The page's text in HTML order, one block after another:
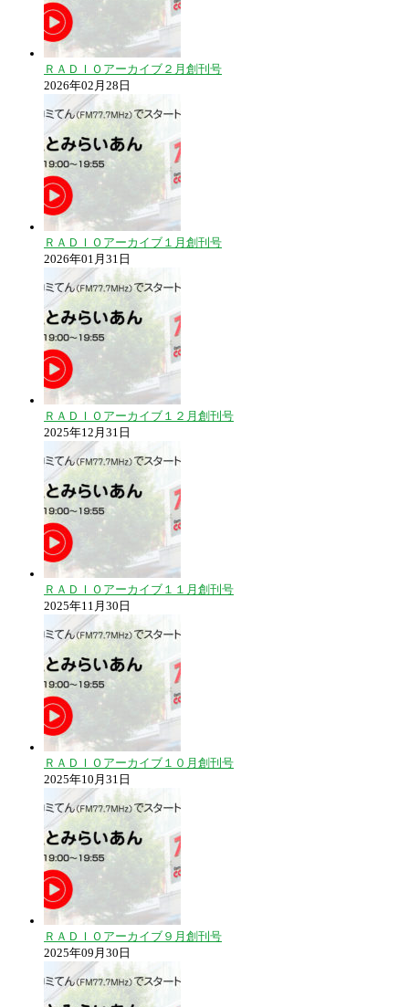
ＲＡＤＩＯアーカイブ２月創刊号
2026年02月28日
ＲＡＤＩＯアーカイブ１月創刊号
2026年01月31日
ＲＡＤＩＯアーカイブ１２月創刊号
2025年12月31日
ＲＡＤＩＯアーカイブ１１月創刊号
2025年11月30日
ＲＡＤＩＯアーカイブ１０月創刊号
2025年10月31日
ＲＡＤＩＯアーカイブ９月創刊号
2025年09月30日